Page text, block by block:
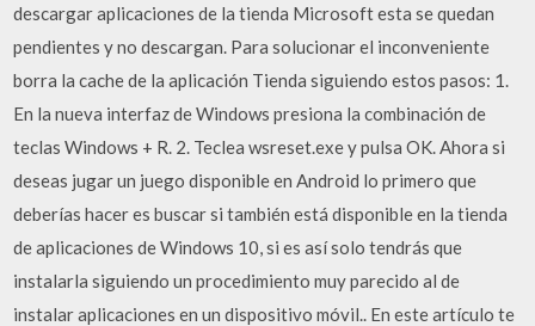
descargar aplicaciones de la tienda Microsoft esta se quedan
pendientes y no descargan. Para solucionar el inconveniente
borra la cache de la aplicación Tienda siguiendo estos pasos: 1.
En la nueva interfaz de Windows presiona la combinación de
teclas Windows + R. 2. Teclea wsreset.exe y pulsa OK. Ahora si
deseas jugar un juego disponible en Android lo primero que
deberías hacer es buscar si también está disponible en la tienda
de aplicaciones de Windows 10, si es así solo tendrás que
instalarla siguiendo un procedimiento muy parecido al de
instalar aplicaciones en un dispositivo móvil.. En este artículo te